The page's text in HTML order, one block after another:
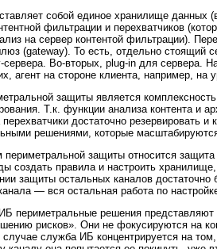
собой единое хранилище данных
фильтрации и перехватчиков
на сервер контентой фильтрации).
(gateway). То есть, отдельно стоящий
сервера. Во-вторых, plug-in для сервера.
агент на стороне клиента, например, на
защиты является
Т.к. функции анализа контента и
достаточно резервировать
решениями, которые
периметральной защиты относится
создать правила и настроить хранилище,
защиты остальных каналов достаточно
— вся остальная работа по
периметральные решения
рисков». Они не фокусируются на
служба ИБ концентрируется на